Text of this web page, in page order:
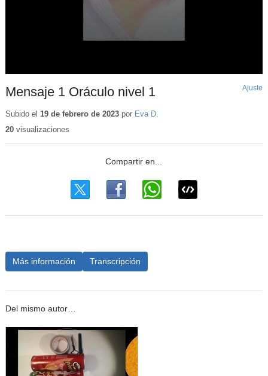
Mensaje 1 Oráculo nivel 1 Ajuste
Subido el 19 de febrero de 2023por Eva D.
20visualizaciones
Más información Transcripción
Del mismo autor…